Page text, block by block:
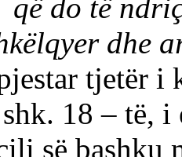
do të
dhe
tjetër i
18 – të,
së bashku